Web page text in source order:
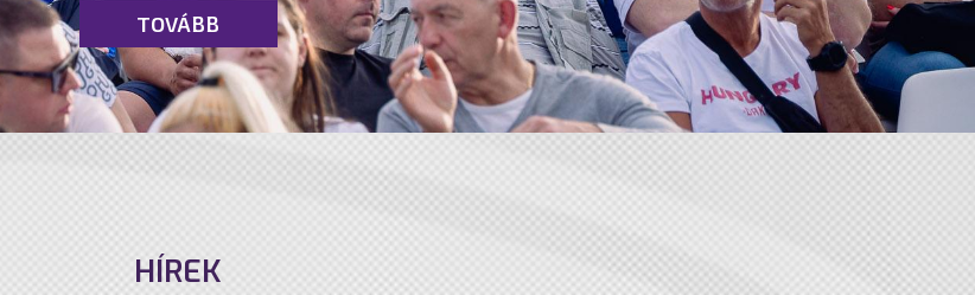
TOVÁBB
HÍREK